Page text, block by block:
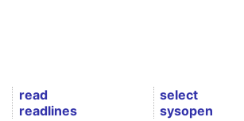
read
readlines
select
sysopen